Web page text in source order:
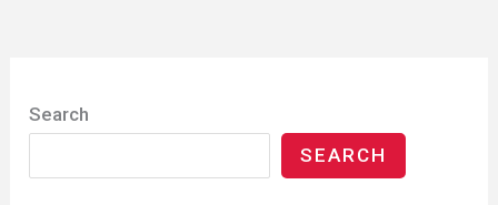
Search
SEARCH